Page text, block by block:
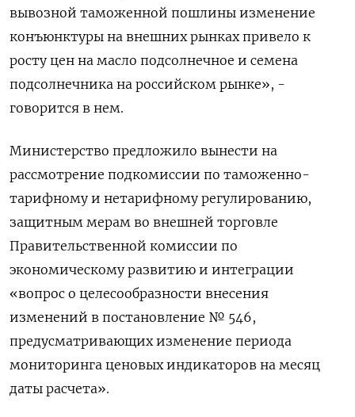
вывозной таможенной пошлины изменение
конъюнктуры на внешних рынках привело к
росту цен на масло подсолнечное и семена
подсолнечника на российском рынке», -
говорится в нем.
Министерство предложило вынести на
рассмотрение подкомиссии по таможенно-
тарифному и нетарифному регулированию,
защитным мерам во внешней торговле
Правительственной комиссии по
экономическому развитию и интеграции
«вопрос о целесообразности внесения
изменений в постановление № 546,
предусматривающих изменение периода
мониторинга ценовых индикаторов на месяц
даты расчета».